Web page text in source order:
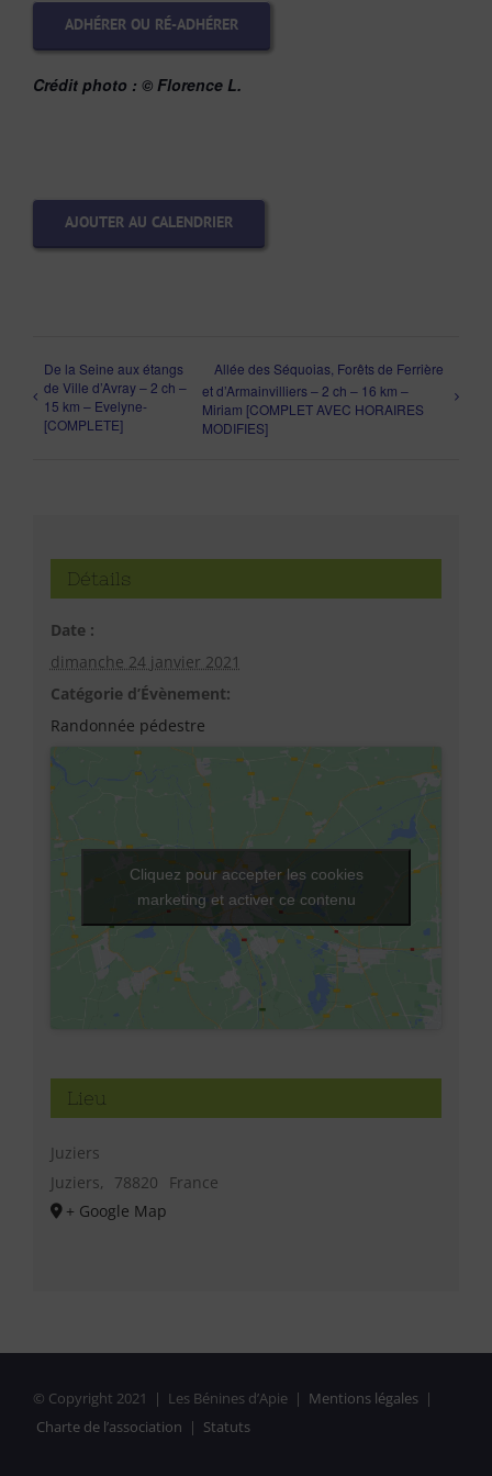
ADHÉRER OU RÉ-ADHÉRER
Crédit photo : © Florence L.
AJOUTER AU CALENDRIER
De la Seine aux étangs
de Ville d’Avray – 2 ch –
15 km – Evelyne-
[COMPLETE]
Allée des Séquoias, Forêts de Ferrière
et d’Armainvilliers – 2 ch – 16 km –
Miriam [COMPLET AVEC HORAIRES
MODIFIES]
Détails
Date :
dimanche 24 janvier 2021
Catégorie d’Évènement:
Randonnée pédestre
Lieu
Juziers
Juziers, 78820
France
+ Google Map
Cliquez pour accepter les cookies
marketing et activer ce contenu
© Copyright 2021 | Les Bénines d’Apie | Mentions légales|
Charte de l’association | Statuts